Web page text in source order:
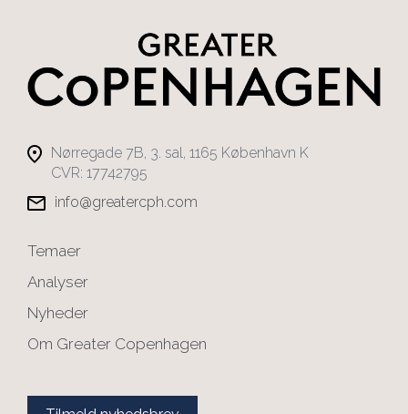
Nørregade 7B, 3. sal, 1165 København K
CVR: 17742795
info@greatercph.com
Temaer
Analyser
Nyheder
Om Greater Copenhagen